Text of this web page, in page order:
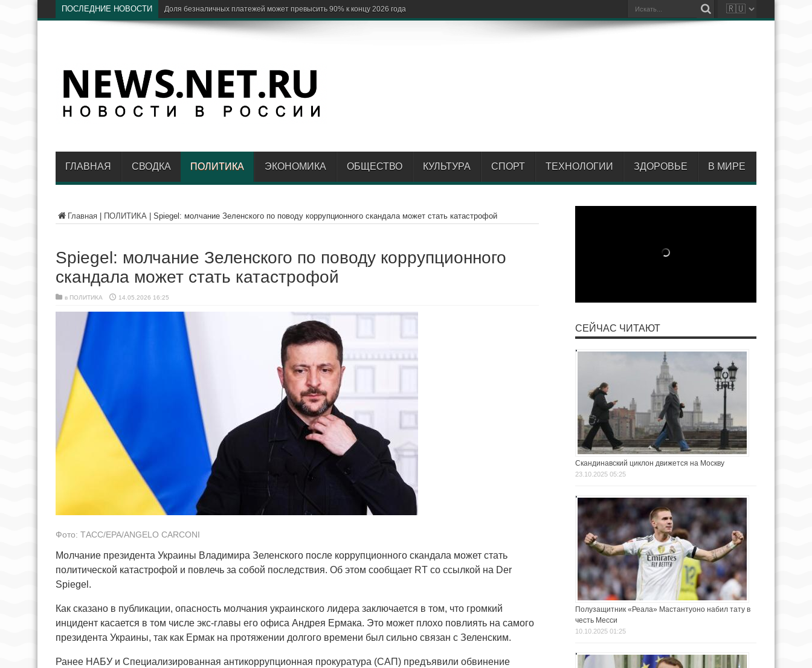
ПОСЛЕДНИЕ НОВОСТИ ЦБ
ГЛАВНАЯ СВОДКА ПОЛИТИКА ЭКОНОМИКА ОБЩЕСТВО КУЛЬТУРА СПОРТ ТЕХНОЛОГИИ ЗДОРОВЬЕ В МИРЕ
Главная ПОЛИТИКА Spiegel: молчание Зеленского по поводу коррупционного скандала может стать катастрофой
Spiegel: молчание Зеленского по поводу коррупционного
скандала может стать катастрофой
в ПОЛИТИКА 14.05.2026 16:25
Фото: ТАСС/EPA/ANGELO CARCONI
Молчание президента Украины Владимира Зеленского после коррупционного скандала может стать
политической катастрофой и повлечь за собой последствия. Об этом сообщает RT со ссылкой на Der
Spiegel.
Как сказано в публикации, опасность молчания украинского лидера заключается в том, что громкий
инцидент касается в том числе экс-главы его офиса Андрея Ермака. Это может плохо повлиять на самого
президента Украины, так как Ермак на протяжении долгого времени был сильно связан с Зеленским.
Ранее НАБУ и Специализированная антикоррупционная прокуратура (САП) предъявили обвинение
СЕЙЧАС ЧИТАЮТ
Скандинавский циклон движется на Москву
23.10.2025 05:25
Полузащитник «Реала» Мастантуоно набил тату в
честь Месси
10.10.2025 01:25